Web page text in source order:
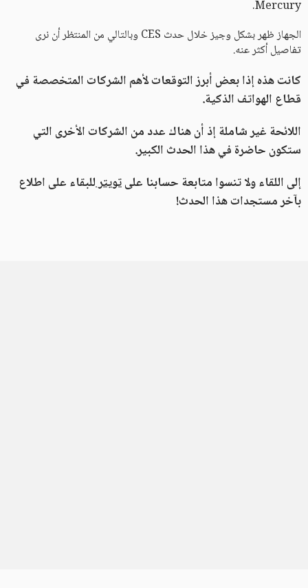
Mercury.
الجهاز ظهر بشكل وجيز خلال حدث CES وبالتالي من المنتظر أن نرى
تفاصيل أكثر عنه.
كانت هذه إذا بعض أبرز التوقعات لأهم الشركات المتخصصة في
قطاع الهواتف الذكية.
اللائحة غير شاملة إذ أن هناك عدد من الشركات الأخرى التي
ستكون حاضرة في هذا الحدث الكبير.
إلى اللقاء ولا تنسوا متابعة حسابنا علىتويترللبقاء على اطلاع
بآخر مستجدات هذا الحدث!